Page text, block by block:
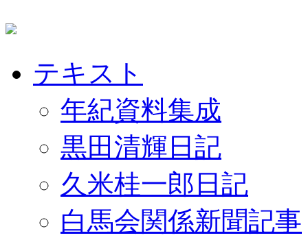
テキスト
年紀資料集成
黒田清輝日記
久米桂一郎日記
白馬会関係新聞記事